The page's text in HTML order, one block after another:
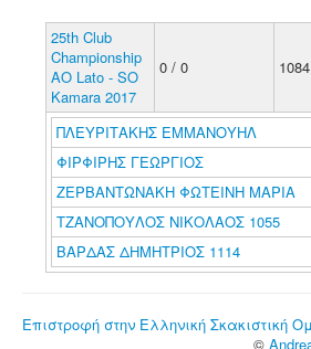
25th Club
Championship
AO Lato - SO
Kamara 2017
0 / 0
ΠΛΕΥΡΙΤΑΚΗΣ ΕΜΜΑΝΟΥΗΛ
ΦΙΡΦΙΡΗΣ ΓΕΩΡΓΙΟΣ
ΖΕΡΒΑΝΤΩΝΑΚΗ ΦΩΤΕΙΝΗ ΜΑΡΙΑ
ΤΖΑΝΟΠΟΥΛΟΣ ΝΙΚΟΛΑΟΣ 1055
ΒΑΡΔΑΣ ΔΗΜΗΤΡΙΟΣ 1114
Επιστροφή στην Ελληνική Σκακιστική
©